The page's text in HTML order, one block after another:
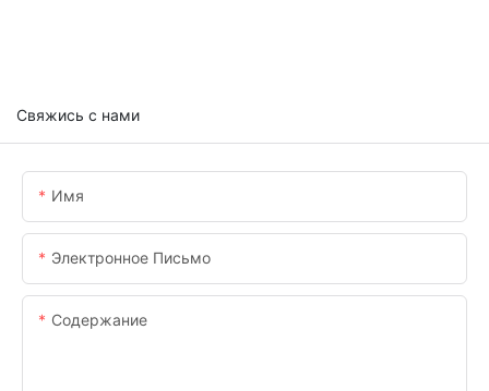
Свяжись с нами
Имя
Электронное Письмо
Содержание